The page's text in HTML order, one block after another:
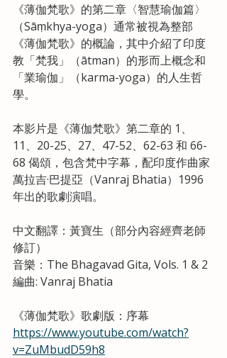
《薄伽梵歌》的第二章〈智慧瑜伽篇〉
（Sāṃkhya-yoga）通常被視為整部
《薄伽梵歌》的概論，其中介紹了印度
教「梵我」（ātman）的形而上概念和
「業瑜伽」（karma-yoga）的人生哲
學。
本影片是《薄伽梵歌》第二章的 1、
11、20-25、27、47-52、62-63 和 66-
68 偈頌，包含梵中字幕，配印度作曲家
萬拉吉·巴提亞（Vanraj Bhatia）1996
年出的歌劇演唱。
中文翻譯：黃寶生（部分內容經齊老師
修訂）
音樂：The Bhagavad Gita, Vols. 1 & 2
編曲: Vanraj Bhatia
《薄伽梵歌》歌劇版：序幕
https://www.youtube.com/watch?
v=ZuMbudD59h8